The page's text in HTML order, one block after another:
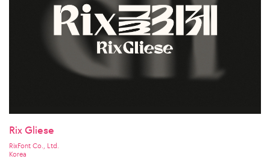
Rix Gliese
RixFont Co., Ltd.
Korea